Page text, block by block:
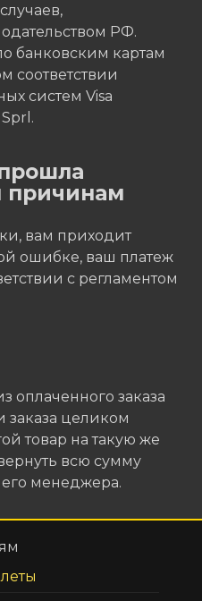
РФ.
банковским картам
соответствии
систем Visa
причинам
вам приходит
ошибке, ваш платеж
с регламентом
оплаченного заказа
целиком
товар на такую же
всю сумму
менеджера.